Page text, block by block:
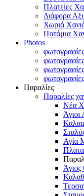
Πλατείες
Διάφορα
Χωριά
Ποτάμια
Photos
Παραλίες
Παραλίες
Νέα
Άγιοι
Αγία
Άγιος